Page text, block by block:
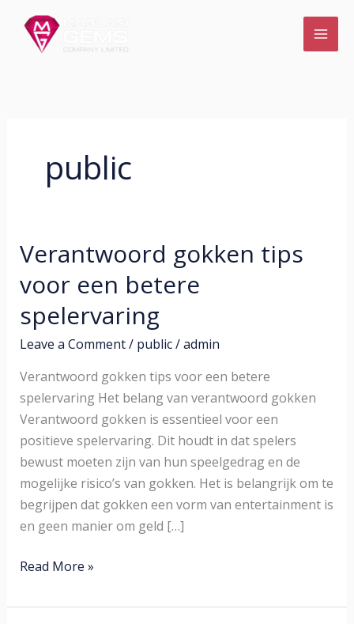
content
public
Verantwoord gokken tips
voor een betere
spelervaring
Leave a Comment/ public/admin
Verantwoord gokken tips voor een betere
spelervaring Het belang van verantwoord gokken
Verantwoord gokken is essentieel voor een
positieve spelervaring. Dit houdt in dat spelers
bewust moeten zijn van hun speelgedrag en de
mogelijke risico’s van gokken. Het is belangrijk om te
begrijpen dat gokken een vorm van entertainment is
en geen manier om geld […]
Verantwoord
tips
voor
een
betere
spelervaring
Read More »